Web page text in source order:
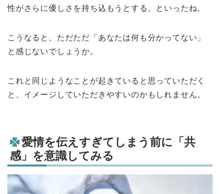
性がさらに優しさを持ち込もうとする、といったね。
こうなると、ただただ「あなたは何も分かってない」
と感じないでしょうか。
これと同じようなことが起きていると思っていただく
と、イメージしていただきやすいのかもしれません。
愛情を伝えすぎてしまう前に「共
感」を意識してみる